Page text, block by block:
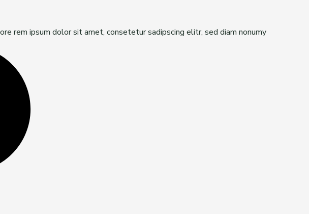
rem ipsum dolor sit amet, consetetur sadipscing elitr, sed diam nonumy